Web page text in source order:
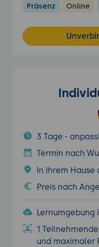
Präsenz Online
3 Tage -
Termin nach
In Ihrem Hause
Preis nach
Lernumgebung
1
und maximaler